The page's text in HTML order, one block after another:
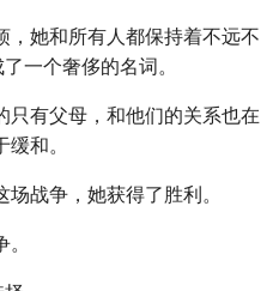
，她和所有人都保持着不远不
一个奢侈的名词。
只有父母，和他们的关系也在
和。
战争，她获得了胜利。